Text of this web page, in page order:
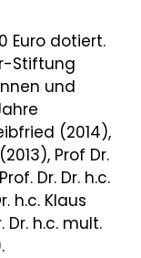
Euro dotiert.
Stiftung
und
(2014),
Prof Dr.
Dr. Dr. h.c.
h.c. Klaus
h.c. mult.